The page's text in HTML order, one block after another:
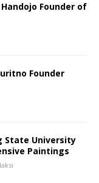
Founder of
Founder
State University
Paintings